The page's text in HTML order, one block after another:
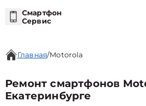
Смартфон
Сервис
Главная/Motorola
Ремонт смартфонов
Екатеринбурге